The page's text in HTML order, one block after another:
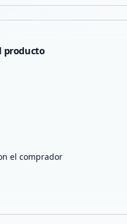
producto
el comprador